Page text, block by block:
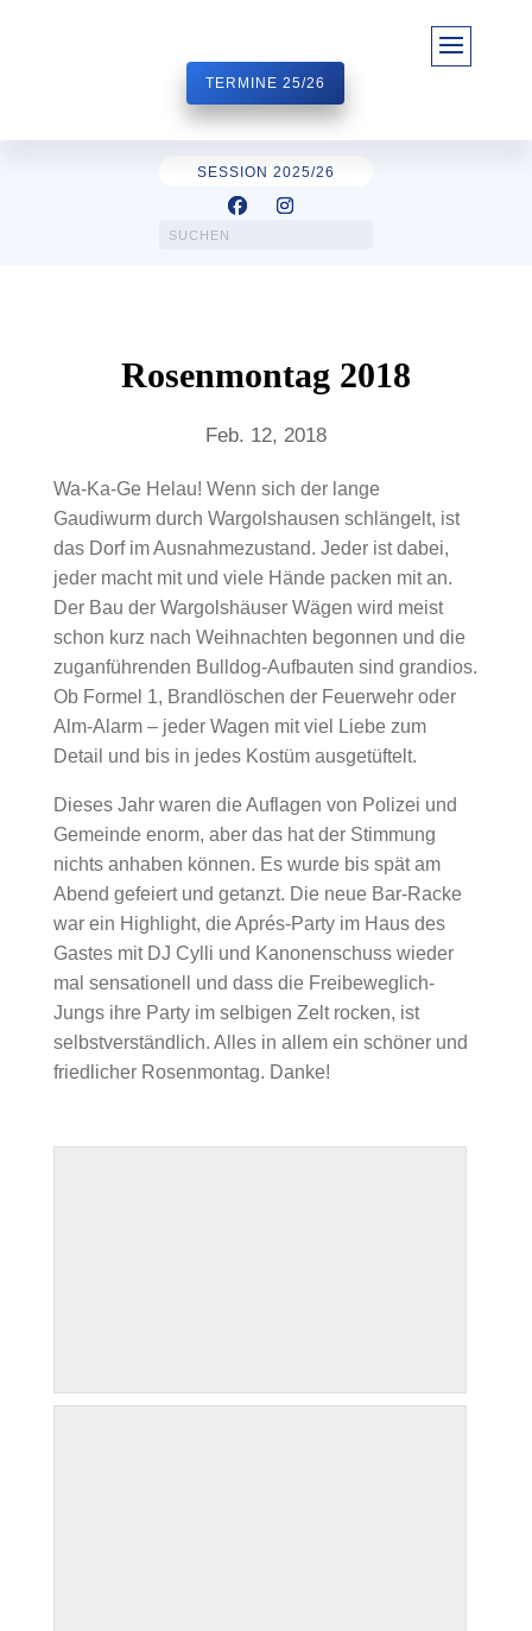
TERMINE 25/26
SESSION 2025/26
Rosenmontag 2018
Feb. 12, 2018
Wa-Ka-Ge Helau! Wenn sich der lange
Gaudiwurm durch Wargolshausen schlängelt, ist
das Dorf im Ausnahmezustand. Jeder ist dabei,
jeder macht mit und viele Hände packen mit an.
Der Bau der Wargolshäuser Wägen wird meist
schon kurz nach Weihnachten begonnen und die
zuganführenden Bulldog-Aufbauten sind grandios.
Ob Formel 1, Brandlöschen der Feuerwehr oder
Alm-Alarm – jeder Wagen mit viel Liebe zum
Detail und bis in jedes Kostüm ausgetüftelt.
Dieses Jahr waren die Auflagen von Polizei und
Gemeinde enorm, aber das hat der Stimmung
nichts anhaben können. Es wurde bis spät am
Abend gefeiert und getanzt. Die neue Bar-Racke
war ein Highlight, die Aprés-Party im Haus des
Gastes mit DJ Cylli und Kanonenschuss wieder
mal sensationell und dass die Freibeweglich-
Jungs ihre Party im selbigen Zelt rocken, ist
selbstverständlich. Alles in allem ein schöner und
friedlicher Rosenmontag. Danke!